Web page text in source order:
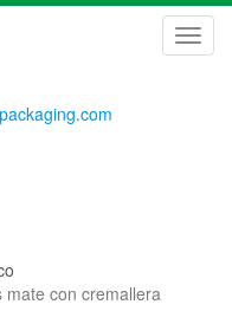
mate con cremallera